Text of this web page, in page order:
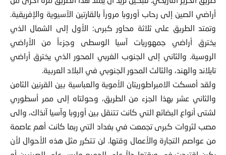
أراضي الصين إلى رحاب أوروبا مروراً بالقارتين الآسيوية والإفريقية.
وتمتد الطريق على ثلاثة محاور كبرى: الأول إلى الشمال الذي
يخترق أراضي جمهوريات آسيا الوسطى وجزءاً من الأراضي
الروسية. والثاني إلى الجنوب الغربي المحور الذي يخترق أراضي
تايلاند والهند، والثالث المحور الجنوبي في البلاد العربية.
ولقد أمسكت الامبراطوريتان الأموية والعباسية بين القرنين الثامن
والثاني عشر بهذا الجزء من الطريق، وحولتاه إلى ممر أسطوري
لشتى أنواع البضائع التي كانت تتنقل بين أوروبا وآسيا آنذاك، والى
مصب لثروات كبرى تجمعت في بغداد التي ربما كانت أهم عاصمة
من عواصم التجارة والأعمال وقتها. لن تتكرر مثل هذه الأحوال لأن